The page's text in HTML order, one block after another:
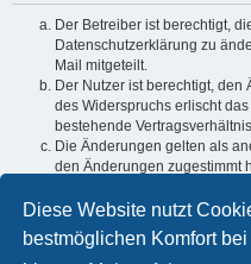
Diese Website nutzt
bestmöglichen Komfort
Der Betreiber ist berechtigt,
Datenschutzerklärung zu
Mail mitgeteilt.
Der Nutzer ist berechtigt,
des Widerspruchs erlischt
bestehende
Die Änderungen gelten als
den Änderungen zugestimmt
Informationen über den
sind in der